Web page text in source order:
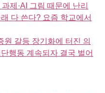
제·AI 그림 때문에 난리
다 쓴다? 요즘 학교에서
원 갈등 장기화에 터진 의
행동 계속되자 결국 벌어